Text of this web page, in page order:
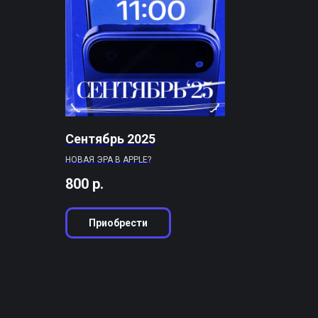
Сентябрь 2025
НОВАЯ ЭРА В APPLE?
800 р.
Приобрести